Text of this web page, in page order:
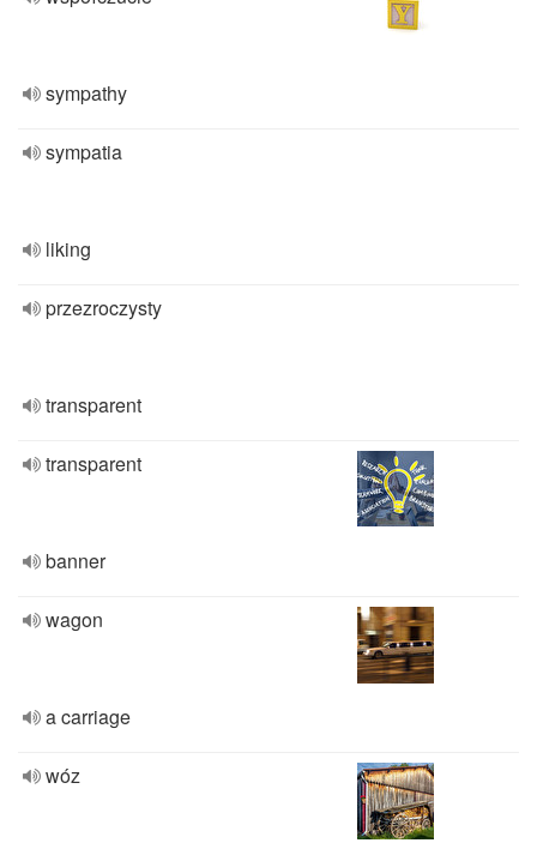
sympathy
sympatia
liking
przezroczysty
transparent
transparent
banner
wagon
a carriage
wóz